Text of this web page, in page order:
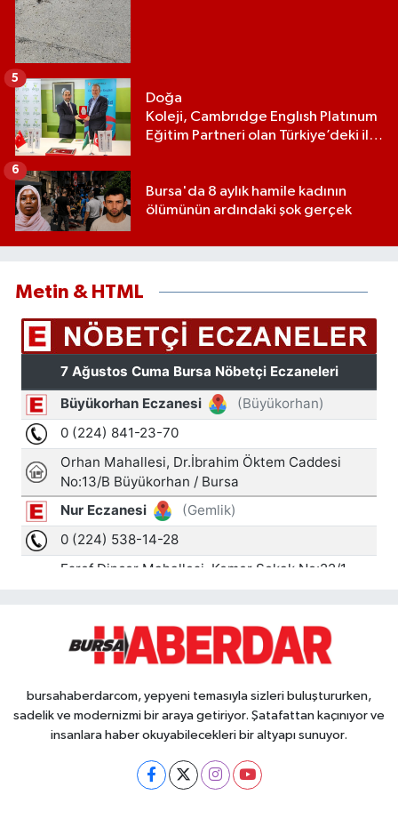
Doğa
Koleji, Cambrıdge Englısh Platınum
Eğitim Partneri olan Türkiye’deki ilk
5
Bursa'da 8 aylık hamile kadının
ölümünün ardındaki şok gerçek
6
Metin & HTML
bursahaberdarcom, yepyeni temasıyla sizleri buluştururken,
sadelik ve modernizmi bir araya getiriyor. Şatafattan kaçınıyor ve
insanlara haber okuyabilecekleri bir altyapı sunuyor.